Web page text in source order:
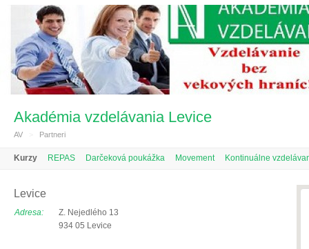
Akadémia vzdelávania Levice
AV Partneri
Kurzy REPAS Darčeková poukážka Movement Kontinuálne
Levice
Adresa:
Z. Nejedlého 13
934 05 Levice